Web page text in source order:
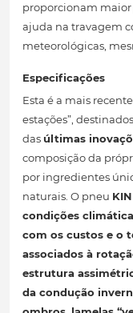
proporcionam
ajuda na travagem
meteorológicas,
Especificações
Esta é a mais
estações”,
das últimas
composição da
por ingredientes
naturais. O pneu
condições
com os custos e o
associados à
estrutura
da condução